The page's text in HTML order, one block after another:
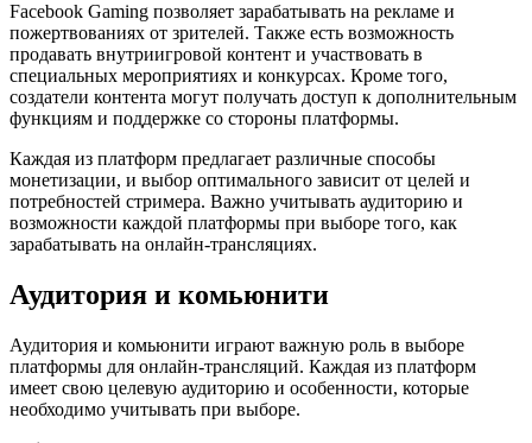
Facebook Gaming позволяет зарабатывать на рекламе и
пожертвованиях от зрителей. Также есть возможность
продавать внутриигровой контент и участвовать в
специальных мероприятиях и конкурсах. Кроме того,
создатели контента могут получать доступ к дополнительным
функциям и поддержке со стороны платформы.
Каждая из платформ предлагает различные способы
монетизации, и выбор оптимального зависит от целей и
потребностей стримера. Важно учитывать аудиторию и
возможности каждой платформы при выборе того, как
зарабатывать на онлайн-трансляциях.
Аудитория и комьюнити
Аудитория и комьюнити играют важную роль в выборе
платформы для онлайн-трансляций. Каждая из платформ
имеет свою целевую аудиторию и особенности, которые
необходимо учитывать при выборе.